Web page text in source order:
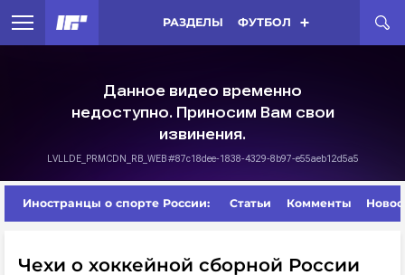
РАЗДЕЛЫ ФУТБОЛ
Иностранцы о спорте России: Статьи Комменты
Чехи о хоккейной сборной России